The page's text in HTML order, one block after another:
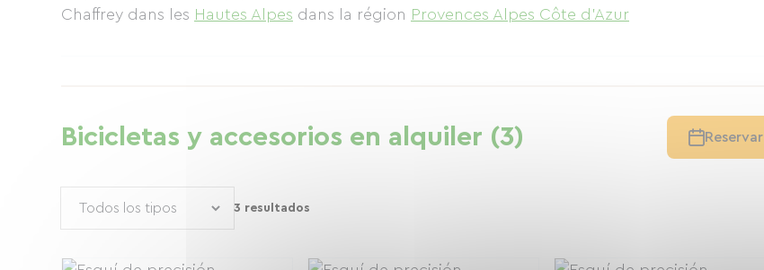
Chaffrey dans les Hautes Alpes dans la région Provences Alpes Côte d'Azur
Bicicletas y accesorios en alquiler (3) Reservar
3 resultados